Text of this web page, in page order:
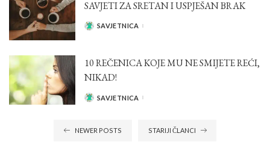
SAVJETI ZA SRETAN I USPJEŠAN BRAK
POSTED
SAVJETNICA
10 REČENICA KOJE MU NE SMIJETE REĆI,
NIKAD!
POSTED
SAVJETNICA
NEWER POSTS STARIJI ČLANCI